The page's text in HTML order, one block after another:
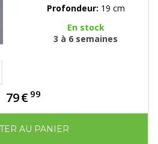
Profondeur: 19 cm
En stock
3 à 6 semaines
79€ 99
AU PANIER